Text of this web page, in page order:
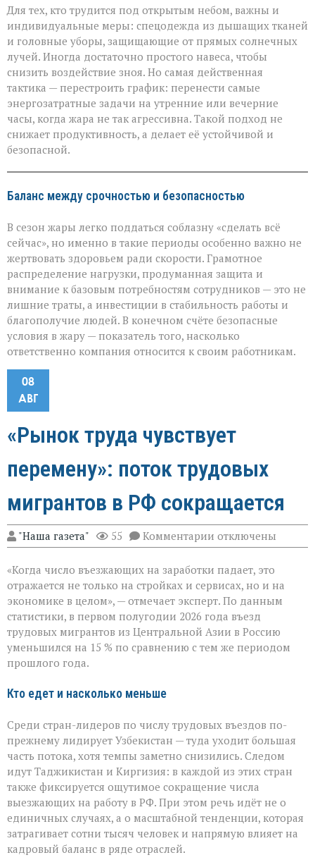
Для тех, кто трудится под открытым небом, важны и
индивидуальные меры: спецодежда из дышащих тканей
и головные уборы, защищающие от прямых солнечных
лучей. Иногда достаточно простого навеса, чтобы
снизить воздействие зноя. Но самая действенная
тактика — перестроить график: перенести самые
энергозатратные задачи на утренние или вечерние
часы, когда жара не так агрессивна. Такой подход не
снижает продуктивность, а делает её устойчивой и
безопасной.
Баланс между срочностью и безопасностью
В сезон жары легко поддаться соблазну «сделать всё
сейчас», но именно в такие периоды особенно важно не
жертвовать здоровьем ради скорости. Грамотное
распределение нагрузки, продуманная защита и
внимание к базовым потребностям сотрудников — это не
лишние траты, а инвестиции в стабильность работы и
благополучие людей. В конечном счёте безопасные
условия в жару — показатель того, насколько
ответственно компания относится к своим работникам.
08
АВГ
«Рынок труда чувствует
перемену»: поток трудовых
мигрантов в РФ сокращается
"Наша газета" 55 Комментарии к
записи
труда
чувствует
перемену»:
поток
трудовых
мигрантов
в
РФ
отключены
«Когда число въезжающих на заработки падает, это
отражается не только на стройках и сервисах, но и на
экономике в целом», — отмечает эксперт. По данным
статистики, в первом полугодии 2026 года въезд
трудовых мигрантов из Центральной Азии в Россию
уменьшился на 15 % по сравнению с тем же периодом
прошлого года.
Кто едет и насколько меньше
Среди стран-лидеров по числу трудовых въездов по-
прежнему лидирует Узбекистан — туда уходит большая
часть потока, хотя темпы заметно снизились. Следом
идут Таджикистан и Киргизия: в каждой из этих стран
также фиксируется ощутимое сокращение числа
выезжающих на работу в РФ. При этом речь идёт не о
единичных случаях, а о масштабной тенденции, которая
затрагивает сотни тысяч человек и напрямую влияет на
кадровый баланс в ряде отраслей.